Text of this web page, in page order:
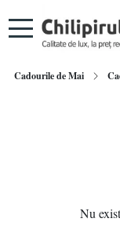
Cadourile de Mai
Nu